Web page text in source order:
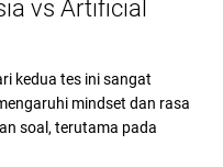
vs Artificial
kedua tes ini sangat
mindset dan rasa
soal, terutama pada